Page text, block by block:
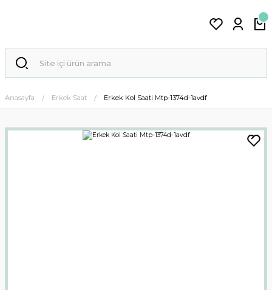
Anasayfa Erkek Saat Erkek Kol Saati Mtp-1374d-1avdf